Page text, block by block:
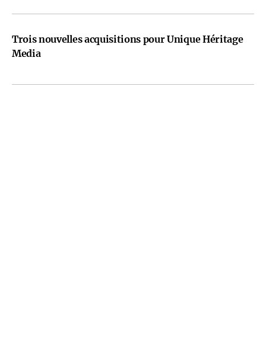
Trois nouvelles acquisitions pour Unique Héritage
Media